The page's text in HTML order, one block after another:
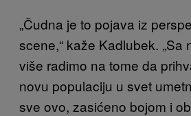
„Čudna je to pojava iz
scene,“ kaže Kadlubek. „Sa
više radimo na tome da
novu populaciju u svet
sve ovo, zasićeno bojom i